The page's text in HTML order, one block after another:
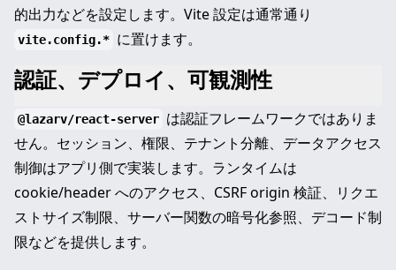
的出力などを設定します。Vite 設定は通常通り
vite.config.* に置けます。
認証、デプロイ、可観測性
@lazarv/react-server は認証フレームワークではありま
せん。セッション、権限、テナント分離、データアクセス
制御はアプリ側で実装します。ランタイムは
cookie/header へのアクセス、CSRF origin 検証、リクエ
ストサイズ制限、サーバー関数の暗号化参照、デコード制
限などを提供します。